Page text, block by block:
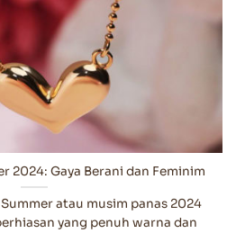
2024: Gaya Berani dan Feminim
atau musim panas 2024
yang penuh warna dan